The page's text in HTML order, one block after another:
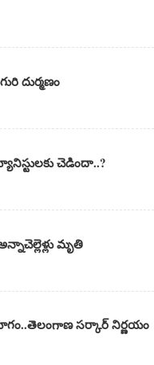
దుర్మణం
చెడిందా..?
మృతి
సర్కార్ నిర్ణయం